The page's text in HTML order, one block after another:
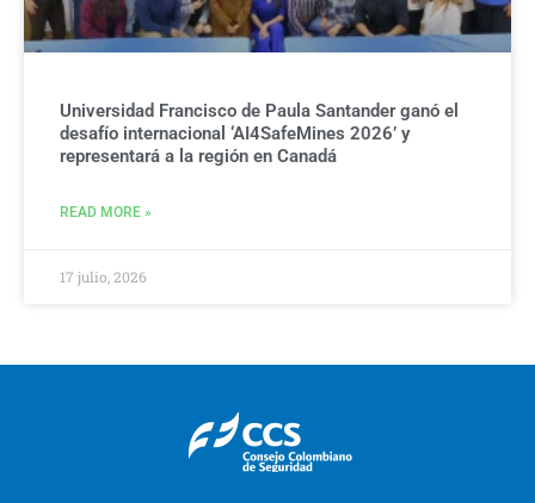
Universidad Francisco de Paula Santander ganó el
desafío internacional ‘AI4SafeMines 2026’ y
representará a la región en Canadá
READ MORE »
17 julio, 2026